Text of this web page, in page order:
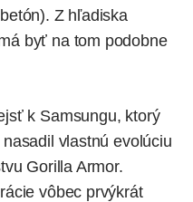
Z hľadiska
byť na tom podobne
k Samsungu, ktorý
vlastnú evolúciu
Gorilla Armor.
vôbec prvýkrát